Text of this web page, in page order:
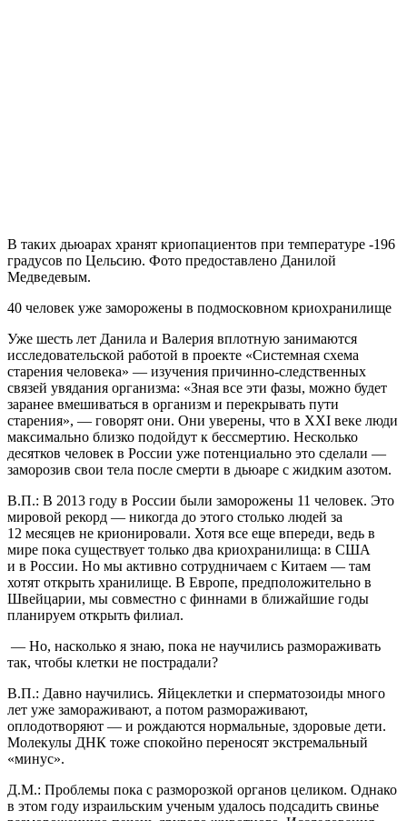
В таких дьюарах хранят криопациентов при температуре -196
градусов по Цельсию. Фото предоставлено Данилой
Медведевым.
40 человек уже заморожены в подмосковном криохранилище
Уже шесть лет Данила и Валерия вплотную занимаются
исследовательской работой в проекте «Системная схема
старения человека» — изучения причинно-следственных
связей увядания организма: «Зная все эти фазы, можно будет
заранее вмешиваться в организм и перекрывать пути
старения», — говорят они. Они уверены, что в XXI веке люди
максимально близко подойдут к бессмертию. Несколько
десятков человек в России уже потенциально это сделали —
заморозив свои тела после смерти в дьюаре с жидким азотом.
В.П.: В 2013 году в России были заморожены 11 человек. Это
мировой рекорд — никогда до этого столько людей за
12 месяцев не крионировали. Хотя все еще впереди, ведь в
мире пока существует только два криохранилища: в США
и в России. Но мы активно сотрудничаем с Китаем — там
хотят открыть хранилище. В Европе, предположительно в
Швейцарии, мы совместно с финнами в ближайшие годы
планируем открыть филиал.
— Но, насколько я знаю, пока не научились размораживать
так, чтобы клетки не пострадали?
В.П.: Давно научились. Яйцеклетки и сперматозоиды много
лет уже замораживают, а потом размораживают,
оплодотворяют — и рождаются нормальные, здоровые дети.
Молекулы ДНК тоже спокойно переносят экстремальный
«минус».
Д.М.: Проблемы пока с разморозкой органов целиком. Однако
в этом году израильским ученым удалось подсадить свинье